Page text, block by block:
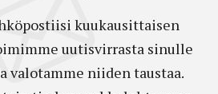
kuukausittaisen
uutisvirrasta sinulle
valotamme niiden taustaa.